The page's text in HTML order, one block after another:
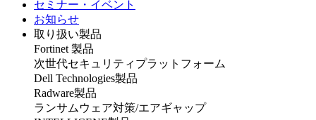
セミナー・イベント
お知らせ
取り扱い製品
Fortinet 製品
次世代セキュリティプラットフォーム
Dell Technologies製品
Radware製品
ランサムウェア対策/エアギャップ